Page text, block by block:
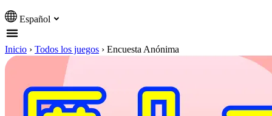
Español
Inicio › Todos los juegos › Encuesta Anónima